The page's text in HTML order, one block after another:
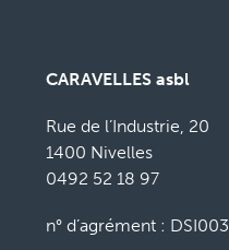
CARAVELLES asbl
Rue de l’Industrie, 20
1400 Nivelles
0492 52 18 97
n° d’agrément : DSI003